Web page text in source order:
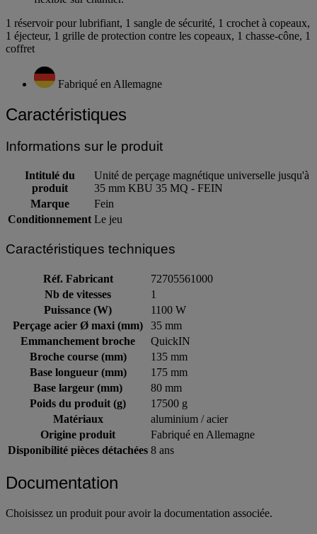
1 réservoir pour lubrifiant, 1 sangle de sécurité, 1 crochet à copeaux,
1 éjecteur, 1 grille de protection contre les copeaux, 1 chasse-cône, 1
coffret
Fabriqué en Allemagne
Caractéristiques
Informations sur le produit
Intitulé du
produit
Unité de perçage magnétique universelle jusqu'à
35 mm KBU 35 MQ - FEIN
Marque
Fein
Conditionnement Le jeu
Caractéristiques techniques
Réf. Fabricant
72705561000
Nb de vitesses
1
Puissance (W)
1100 W
Perçage acier Ø maxi (mm)
35 mm
Emmanchement broche
QuickIN
Broche course (mm)
135 mm
Base longueur (mm)
175 mm
Base largeur (mm)
80 mm
Poids du produit (g)
17500 g
Matériaux
aluminium / acier
Origine produit
Fabriqué en Allemagne
Disponibilité pièces détachées 8 ans
Documentation
Choisissez un produit pour avoir la documentation associée.